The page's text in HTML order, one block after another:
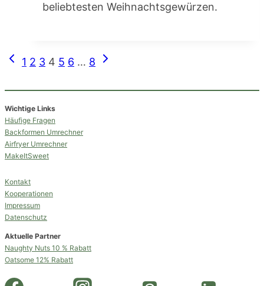
beliebtesten Weihnachtsgewürzen.
Seitennavigation
Vorherige
1 2 3 4 5 6 … 8
Nächste
Wichtige Links
Häufige Fragen
Backformen Umrechner
Airfryer Umrechner
MakeItSweet
Kontakt
Kooperationen
Impressum
Datenschutz
Aktuelle Partner
Naughty Nuts 10 % Rabatt
Oatsome 12% Rabatt